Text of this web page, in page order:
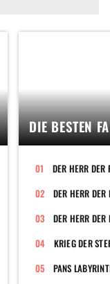
DIE BESTEN
DER HERR
DER HERR
KRIEG DER
PANS